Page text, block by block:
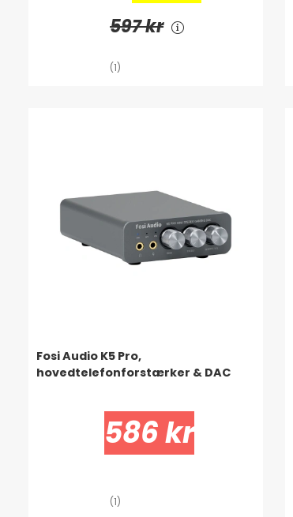
597 kr
(1)
Fosi Audio K5 Pro,
hovedtelefonforstærker & DAC
586 kr
(1)